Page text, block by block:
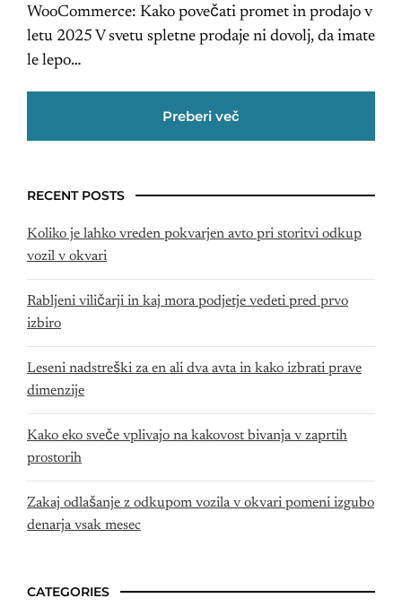
WooCommerce: Kako povečati promet in prodajo v
letu 2025 V svetu spletne prodaje ni dovolj, da imate
le lepo…
Preberi več
RECENT POSTS
Koliko je lahko vreden pokvarjen avto pri storitvi odkup
vozil v okvari
Rabljeni viličarji in kaj mora podjetje vedeti pred prvo
izbiro
Leseni nadstreški za en ali dva avta in kako izbrati prave
dimenzije
Kako eko sveče vplivajo na kakovost bivanja v zaprtih
prostorih
Zakaj odlašanje z odkupom vozila v okvari pomeni izgubo
denarja vsak mesec
CATEGORIES